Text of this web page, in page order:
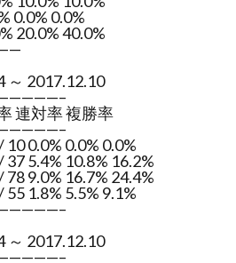
0.0% 0.0%
20.0% 40.0%
～ 2017.12.10
連対率 複勝率
0.0% 0.0% 0.0%
5.4% 10.8% 16.2%
9.0% 16.7% 24.4%
1.8% 5.5% 9.1%
～ 2017.12.10